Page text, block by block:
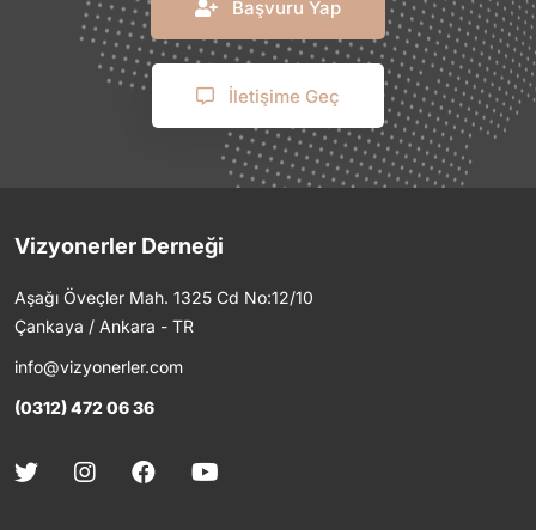
Başvuru Yap
İletişime Geç
Vizyonerler Derneği
Aşağı Öveçler Mah. 1325 Cd No:12/10
Çankaya / Ankara - TR
info@vizyonerler.com
(0312) 472 06 36